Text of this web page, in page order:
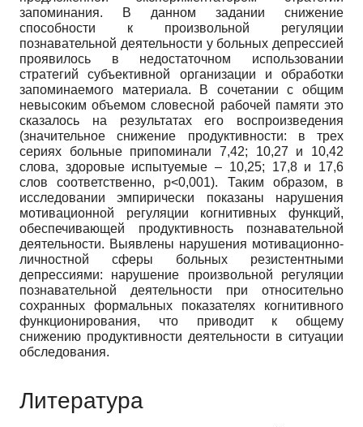
запоминания. В данном задании снижение
способности к произвольной регуляции
познавательной деятельности у больных депрессией
проявилось в недостаточном использовании
стратегий субъективной организации и обработки
запоминаемого материала. В сочетании с общим
невысоким объемом словесной рабочей памяти это
сказалось на результатах его воспроизведения
(значительное снижение продуктивности: в трех
сериях больные припоминали 7,42; 10,27 и 10,42
слова, здоровые испытуемые – 10,25; 17,8 и 17,6
слов соответственно, р<0,001). Таким образом, в
исследовании эмпирически показаны нарушения
мотивационной регуляции когнитивных функций,
обеспечивающей продуктивность познавательной
деятельности. Выявлены нарушения мотивационно-
личностной сферы больных резистентными
депрессиями: нарушение произвольной регуляции
познавательной деятельности при относительно
сохранных формальных показателях когнитивного
функционирования, что приводит к общему
снижению продуктивности деятельности в ситуации
обследования.
Литература